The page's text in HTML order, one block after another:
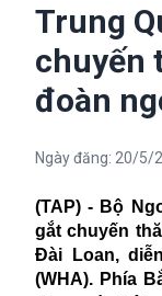
Trung
chuyến
đoàn
Ngày đăng: 20/5/
(TAP) - Bộ
gắt chuyến
Đài Loan,
(WHA). Phía